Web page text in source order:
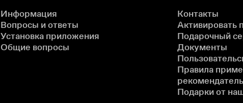
Информация
Вопросы и ответы
Установка приложения
Общие вопросы
Контакты
Активировать
Подарочный
Документы
Правила
Подарки от